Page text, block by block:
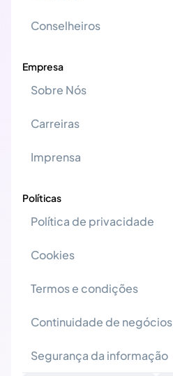
Conselheiros
Empresa
Sobre Nós
Carreiras
Imprensa
Políticas
Política de privacidade
Cookies
Termos e condições
Continuidade de negócios
Segurança da informação